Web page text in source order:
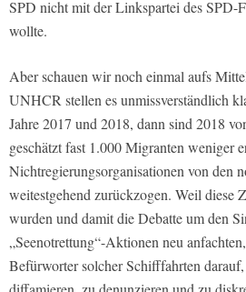
SPD nicht mit der Linkspartei des SPD-
wollte.
Aber schauen wir noch einmal aufs
UNHCR stellen es unmissverständlich
Jahre 2017 und 2018, dann sind 2018
geschätzt fast 1.000 Migranten weniger
Nichtregierungsorganisationen von den
weitestgehend zurückzogen. Weil diese
wurden und damit die Debatte um den
„Seenotrettung“-Aktionen neu
Befürworter solcher Schifffahrten